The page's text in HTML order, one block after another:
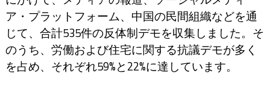
ア・プラットフォーム、中国の民間組織などを通
じて、合計535件の反体制デモを収集しました。そ
のうち、労働および住宅に関する抗議デモが多く
を占め、それぞれ59%と22%に達しています。